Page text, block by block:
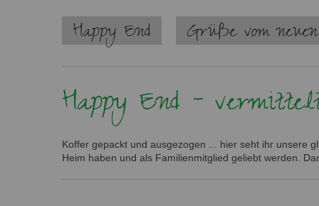
Navigation
überspringen
Happy End Grüße vom
Happy End -
Koffer gepackt und ausgezogen ... hier seht ihr unsere
Heim haben und als Familienmitglied geliebt werden.